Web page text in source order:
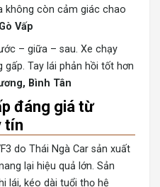
không còn cảm giác chao
Vấp
– giữa – sau. Xe chạy
Tay lái phản hồi tốt hơn
Bình Tân
đáng giá từ
tín
do Thái Ngà Car sản xuất
lại hiệu quả lớn. Sản
lái, kéo dài tuổi thọ hệ